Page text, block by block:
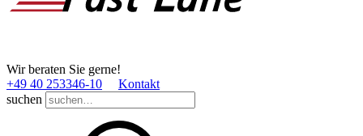
Wir beraten Sie gerne!
+49 40 253346­-10
Kontakt
suchen